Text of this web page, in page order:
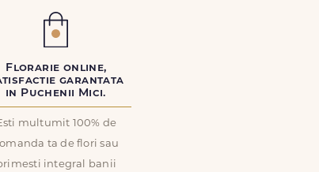
Florarie online,
garantata
in Puchenii Mici.
multumit 100% de
ta de flori sau
integral banii